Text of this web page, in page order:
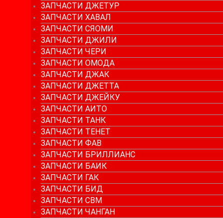
ЗАПЧАСТИ ДЖЕТУР
ЗАПЧАСТИ ХАВАЛ
ЗАПЧАСТИ СЯОМИ
ЗАПЧАСТИ ДЖИЛИ
ЗАПЧАСТИ ЧЕРИ
ЗАПЧАСТИ ОМОДА
ЗАПЧАСТИ ДЖАК
ЗАПЧАСТИ ДЖЕТТА
ЗАПЧАСТИ ДЖЕЙКУ
ЗАПЧАСТИ АИТО
ЗАПЧАСТИ ТАНК
ЗАПЧАСТИ ТЕНЕТ
ЗАПЧАСТИ ФАВ
ЗАПЧАСТИ БРИЛЛИАНС
ЗАПЧАСТИ БАИК
ЗАПЧАСТИ ГАК
ЗАПЧАСТИ БИД
ЗАПЧАСТИ СВМ
ЗАПЧАСТИ ЧАНГАН